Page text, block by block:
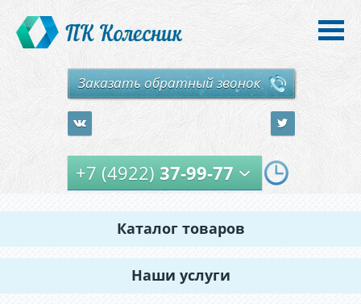
Заказать обратный звонок
+7 (4922) 37-99-77
Каталог товаров
Наши услуги